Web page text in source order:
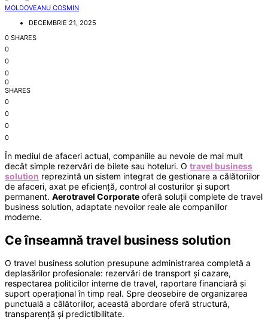
MOLDOVEANU COSMIN
DECEMBRIE 21, 2025
0 SHARES
0
0
0
0
SHARES
0
0
0
0
În mediul de afaceri actual, companiile au nevoie de mai mult
decât simple rezervări de bilete sau hoteluri. O travel business
solution reprezintă un sistem integrat de gestionare a călătoriilor
de afaceri, axat pe eficiență, control al costurilor și suport
permanent. Aerotravel Corporate oferă soluții complete de travel
business solution, adaptate nevoilor reale ale companiilor
moderne.
Ce înseamnă travel business solution
O travel business solution presupune administrarea completă a
deplasărilor profesionale: rezervări de transport și cazare,
respectarea politicilor interne de travel, raportare financiară și
suport operațional în timp real. Spre deosebire de organizarea
punctuală a călătoriilor, această abordare oferă structură,
transparență și predictibilitate.